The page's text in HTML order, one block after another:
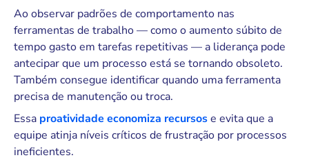
Ao observar padrões de comportamento nas
ferramentas de trabalho — como o aumento súbito de
tempo gasto em tarefas repetitivas — a liderança pode
antecipar que um processo está se tornando obsoleto.
Também consegue identificar quando uma ferramenta
precisa de manutenção ou troca.
Essa proatividade economiza recursose evita que a
equipe atinja níveis críticos de frustração por processos
ineficientes.